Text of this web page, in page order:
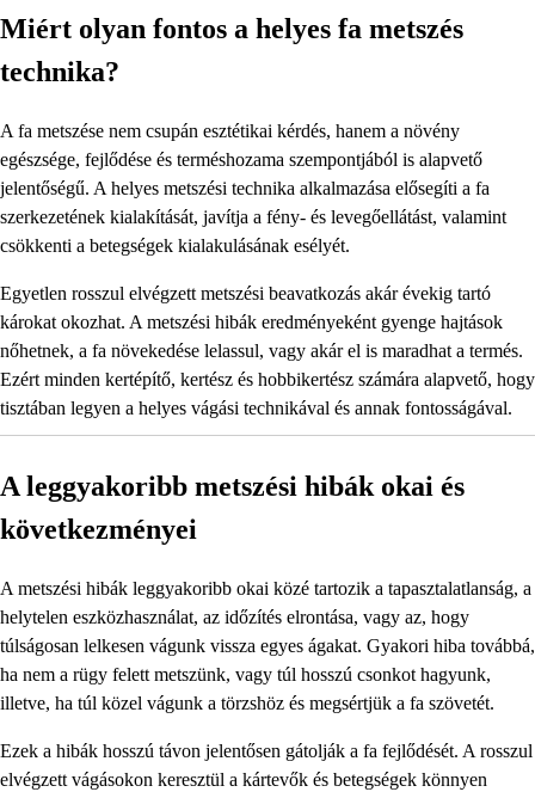
Miért olyan fontos a helyes fa metszés
technika?
A fa metszése nem csupán esztétikai kérdés, hanem a növény
egészsége, fejlődése és terméshozama szempontjából is alapvető
jelentőségű. A helyes metszési technika alkalmazása elősegíti a fa
szerkezetének kialakítását, javítja a fény- és levegőellátást, valamint
csökkenti a betegségek kialakulásának esélyét.
Egyetlen rosszul elvégzett metszési beavatkozás akár évekig tartó
károkat okozhat. A metszési hibák eredményeként gyenge hajtások
nőhetnek, a fa növekedése lelassul, vagy akár el is maradhat a termés.
Ezért minden kertépítő, kertész és hobbikertész számára alapvető, hogy
tisztában legyen a helyes vágási technikával és annak fontosságával.
A leggyakoribb metszési hibák okai és
következményei
A metszési hibák leggyakoribb okai közé tartozik a tapasztalatlanság, a
helytelen eszközhasználat, az időzítés elrontása, vagy az, hogy
túlságosan lelkesen vágunk vissza egyes ágakat. Gyakori hiba továbbá,
ha nem a rügy felett metszünk, vagy túl hosszú csonkot hagyunk,
illetve, ha túl közel vágunk a törzshöz és megsértjük a fa szövetét.
Ezek a hibák hosszú távon jelentősen gátolják a fa fejlődését. A rosszul
elvégzett vágásokon keresztül a kártevők és betegségek könnyen